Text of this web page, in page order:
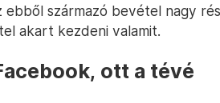
származó bevétel nagy
akart kezdeni valamit.
ott a tévé